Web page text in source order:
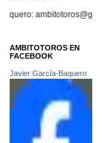
ambitotoros@gmail.com
AMBITOTOROS EN
FACEBOOK
Javier García-Baquero